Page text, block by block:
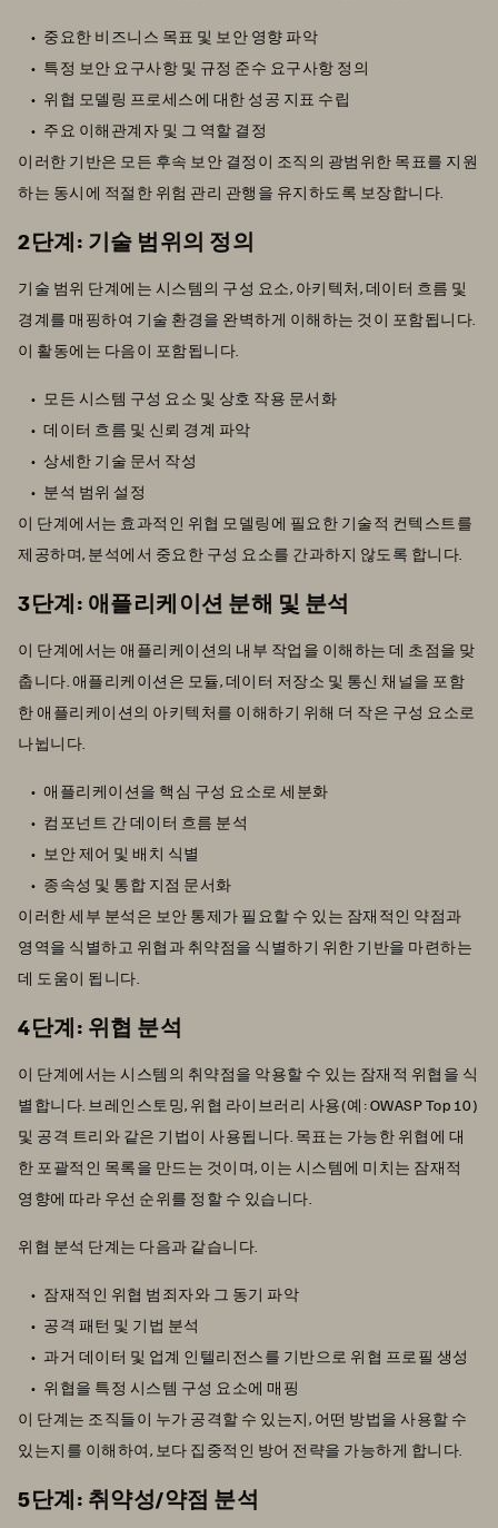
중요한 비즈니스 목표 및 보안 영향 파악
특정 보안 요구사항 및 규정 준수 요구사항 정의
위협 모델링 프로세스에 대한 성공 지표 수립
주요 이해관계자 및 그 역할 결정
이러한 기반은 모든 후속 보안 결정이 조직의 광범위한 목표를 지원
하는 동시에 적절한 위험 관리 관행을 유지하도록 보장합니다.
2단계: 기술 범위의 정의
기술 범위 단계에는 시스템의 구성 요소, 아키텍처, 데이터 흐름 및
경계를 매핑하여 기술 환경을 완벽하게 이해하는 것이 포함됩니다.
이 활동에는 다음이 포함됩니다.
모든 시스템 구성 요소 및 상호 작용 문서화
데이터 흐름 및 신뢰 경계 파악
상세한 기술 문서 작성
분석 범위 설정
이 단계에서는 효과적인 위협 모델링에 필요한 기술적 컨텍스트를
제공하며, 분석에서 중요한 구성 요소를 간과하지 않도록 합니다.
3단계: 애플리케이션 분해 및 분석
이 단계에서는 애플리케이션의 내부 작업을 이해하는 데 초점을 맞
춥니다. 애플리케이션은 모듈, 데이터 저장소 및 통신 채널을 포함
한 애플리케이션의 아키텍처를 이해하기 위해 더 작은 구성 요소로
나뉩니다.
애플리케이션을 핵심 구성 요소로 세분화
컴포넌트 간 데이터 흐름 분석
보안 제어 및 배치 식별
종속성 및 통합 지점 문서화
이러한 세부 분석은 보안 통제가 필요할 수 있는 잠재적인 약점과
영역을 식별하고 위협과 취약점을 식별하기 위한 기반을 마련하는
데 도움이 됩니다.
4단계: 위협 분석
이 단계에서는 시스템의 취약점을 악용할 수 있는 잠재적 위협을 식
별합니다. 브레인스토밍, 위협 라이브러리 사용(예: OWASP Top 10)
및 공격 트리와 같은 기법이 사용됩니다. 목표는 가능한 위협에 대
한 포괄적인 목록을 만드는 것이며, 이는 시스템에 미치는 잠재적
영향에 따라 우선 순위를 정할 수 있습니다.
위협 분석 단계는 다음과 같습니다.
잠재적인 위협 범죄자와 그 동기 파악
공격 패턴 및 기법 분석
과거 데이터 및 업계 인텔리전스를 기반으로 위협 프로필 생성
위협을 특정 시스템 구성 요소에 매핑
이 단계는 조직들이 누가 공격할 수 있는지, 어떤 방법을 사용할 수
있는지를 이해하여, 보다 집중적인 방어 전략을 가능하게 합니다.
5단계: 취약성/약점 분석